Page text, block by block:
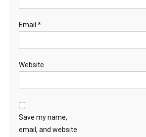
Email *
Website
Save my name,
email, and website